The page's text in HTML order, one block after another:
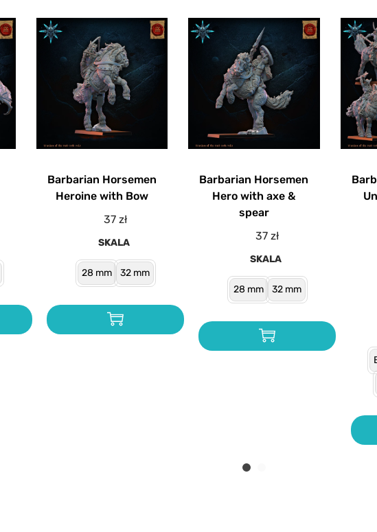
Barbarian Horsemen
Heroine with Bow
37zł
SKALA
28 mm 32 mm
Barbarian Horsemen
Hero with axe &
spear
37zł
SKALA
28 mm 32 mm